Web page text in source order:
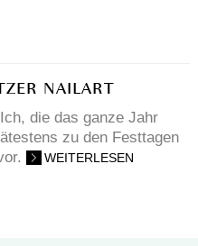
NAILART
die das ganze Jahr
zu den Festtagen
WEITERLESEN